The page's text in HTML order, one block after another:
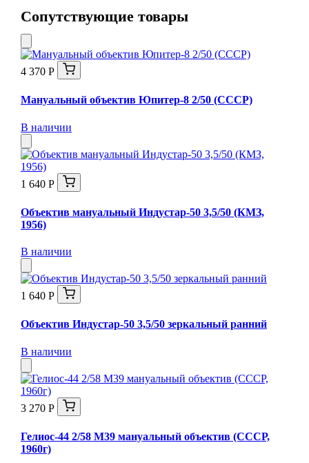
Сопутствующие товары
4 370 Р
Мануальный объектив Юпитер-8 2/50 (СССР)
В наличии
1 640 Р
Объектив мануальный Индустар-50 3,5/50 (КМЗ,
1956)
В наличии
1 640 Р
Объектив Индустар-50 3,5/50 зеркальный ранний
В наличии
3 270 Р
Гелиос-44 2/58 М39 мануальный объектив (СССР,
1960г)